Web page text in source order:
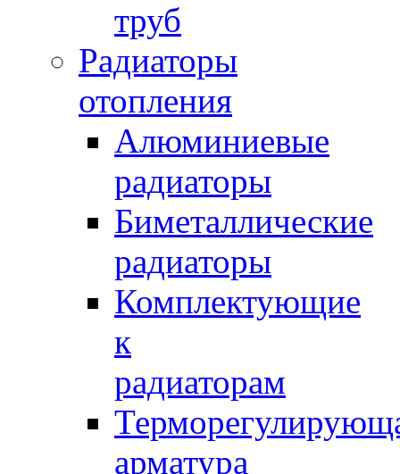
труб
Радиаторы
отопления
Алюминиевые
радиаторы
Биметаллические
радиаторы
Комплектующие
к
радиаторам
арматура